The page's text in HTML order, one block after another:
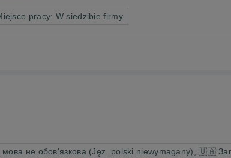
pracy: W siedzibie firmy
не обов'язкова (Jęz. polski niewymagany), 🇺🇦